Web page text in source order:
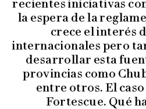
recientes iniciativas
la espera de la
crece el interés
internacionales pero
desarrollar esta
provincias como
entre otros. El
Fortescue. Qué